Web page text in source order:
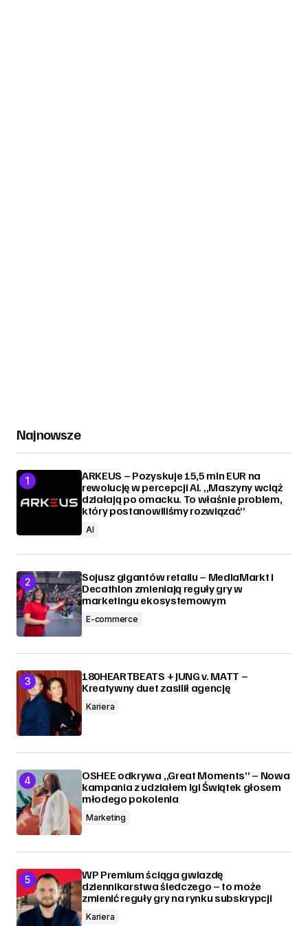
Najnowsze
ARKEUS – Pozyskuje 15,5 mln EUR na
rewolucję w percepcji AI. „Maszyny wciąż
działają po omacku. To właśnie problem,
który postanowiliśmy rozwiązać”
AI
Sojusz gigantów retailu – MediaMarkt i
Decathlon zmieniają reguły gry w
marketingu ekosystemowym
E-commerce
180HEARTBEATS + JUNG v. MATT –
Kreatywny duet zasilił agencję
Kariera
OSHEE odkrywa „Great Moments” – Nowa
kampania z udziałem Igi Świątek głosem
młodego pokolenia
Marketing
WP Premium ściąga gwiazdę
dziennikarstwa śledczego – to może
zmienić reguły gry na rynku subskrypcji
Kariera